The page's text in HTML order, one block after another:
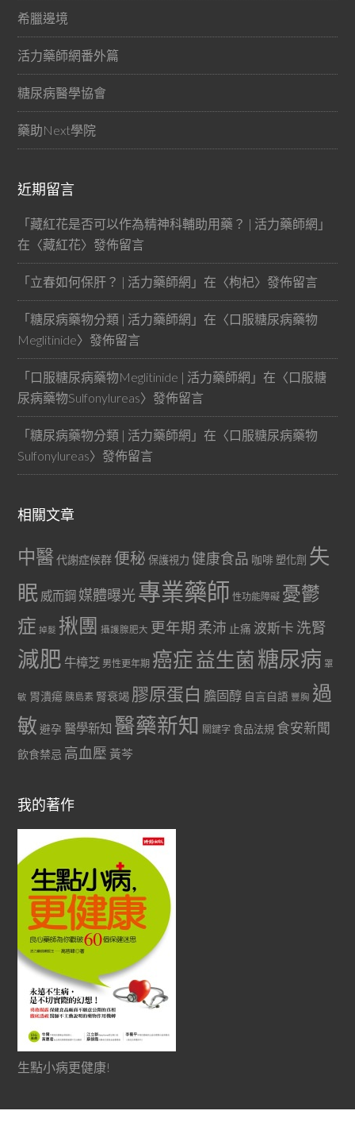
希臘邊境
活力藥師網番外篇
糖尿病醫學協會
藥助Next學院
近期留言
「藏紅花是否可以作為精神科輔助用藥？ | 活力藥師網 」
在〈藏紅花〉發佈留言
「立春如何保肝？ | 活力藥師網 」在〈枸杞〉發佈留言
「糖尿病藥物分類 | 活力藥師網 」在〈口服糖尿病藥物
Meglitinide〉發佈留言
「口服糖尿病藥物Meglitinide | 活力藥師網 」在〈口服糖
尿病藥物Sulfonylureas〉發佈留言
「糖尿病藥物分類 | 活力藥師網 」在〈口服糖尿病藥物
Sulfonylureas〉發佈留言
相關文章
中醫代謝症候群 便秘 保護視力 健康食品 咖啡 塑化劑 失
眠 威而鋼 媒體曝光專業藥師 性功能障礙 憂鬱
症 掉髮 揪團 攝護腺肥大 更年期 柔沛 止痛 波斯卡 洗腎
減肥 牛樟芝 男性更年期 癌症益生菌 糖尿病 罩
敏 胃潰瘍 胰島素 腎衰竭 膠原蛋白 膽固醇 自言自語 豐胸 過
敏 避孕 醫學新知 醫藥新知 關鍵字 食品法規 食安新聞
飲食禁忌 高血壓 黃芩
我的著作
生點小病更健康!